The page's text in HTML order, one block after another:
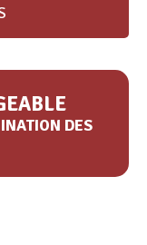
DES